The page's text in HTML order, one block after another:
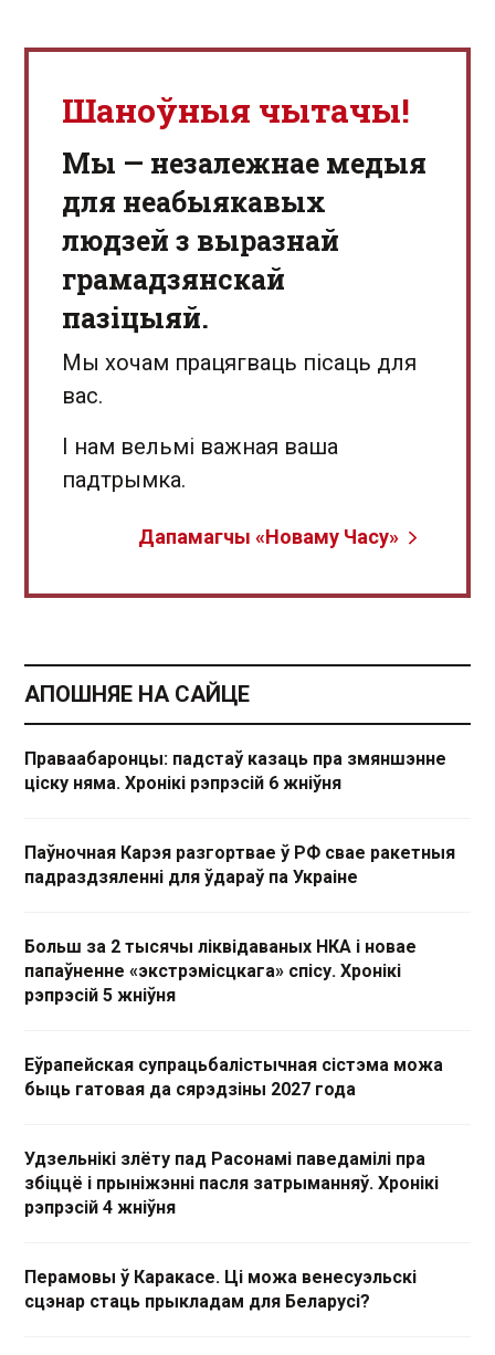
Шаноўныя чытачы!
Мы — незалежнае медыя
для неабыякавых
людзей з выразнай
грамадзянскай
пазіцыяй.
Мы хочам працягваць пісаць для
вас.
І нам вельмі важная ваша
падтрымка.
Дапамагчы «Новаму Часу»
АПОШНЯЕ НА САЙЦЕ
Праваабаронцы: падстаў казаць пра змяншэнне
ціску няма. Хронікі рэпрэсій 6 жніўня
Паўночная Карэя разгортвае ў РФ свае ракетныя
падраздзяленні для ўдараў па Украіне
Больш за 2 тысячы ліквідаваных НКА і новае
папаўненне «экстрэмісцкага» спісу. Хронікі
рэпрэсій 5 жніўня
Еўрапейская супрацьбалістычная сістэма можа
быць гатовая да сярэдзіны 2027 года
Удзельнікі злёту пад Расонамі паведамілі пра
збіццё і прыніжэнні пасля затрыманняў. Хронікі
рэпрэсій 4 жніўня
Перамовы ў Каракасе. Ці можа венесуэльскі
сцэнар стаць прыкладам для Беларусі?